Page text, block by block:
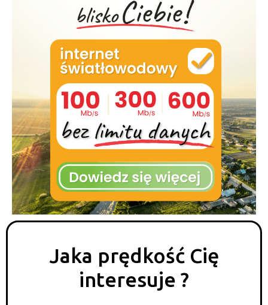
Jaka prędkość Cię
interesuje ?